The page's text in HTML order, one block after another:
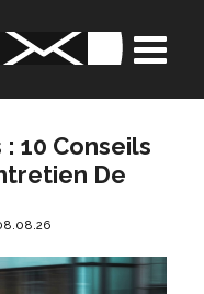
10 Conseils
De